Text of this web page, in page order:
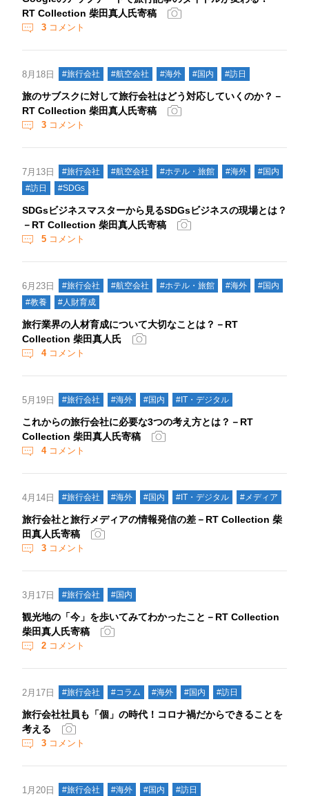
RT Collection 柴田真人氏寄稿
3 コメント
8月18日 #旅行会社 #航空会社 #海外 #国内 #訪日
旅のサブスクに対して旅行会社はどう対応していくのか？－
RT Collection 柴田真人氏寄稿
3 コメント
7月13日 #旅行会社 #航空会社 #ホテル・旅館 #海外
#国内
#訪日
#SDGs
SDGsビジネスマスターから見るSDGsビジネスの現場とは？
－RT Collection 柴田真人氏寄稿
5 コメント
6月23日 #旅行会社 #航空会社 #ホテル・旅館 #海外
#国内
#教養
#人財育成
旅行業界の人材育成について大切なことは？－RT
Collection 柴田真人氏
4コメント
5月19日 #旅行会社 #海外 #国内 #IT・デジタル
これからの旅行会社に必要な3つの考え方とは？－RT
Collection 柴田真人氏寄稿
4コメント
4月14日 #旅行会社 #海外 #国内 #IT・デジタル #メディア
旅行会社と旅行メディアの情報発信の差－RT Collection 柴
田真人氏寄稿
3 コメント
3月17日 #旅行会社 #国内
観光地の「今」を歩いてみてわかったこと－RT Collection
柴田真人氏寄稿
2 コメント
2月17日 #旅行会社 #コラム #海外 #国内 #訪日
旅行会社社員も「個」の時代！コロナ禍だからできることを
考える
3 コメント
1月20日 #旅行会社 #海外 #国内 #訪日